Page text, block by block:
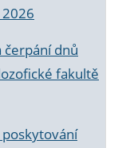
čerpání dnů
fakultě